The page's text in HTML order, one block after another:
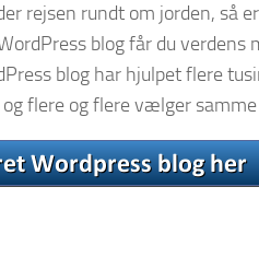
rejsen rundt om jorden, så
blog får du verdens
blog har hjulpet flere
flere og flere vælger